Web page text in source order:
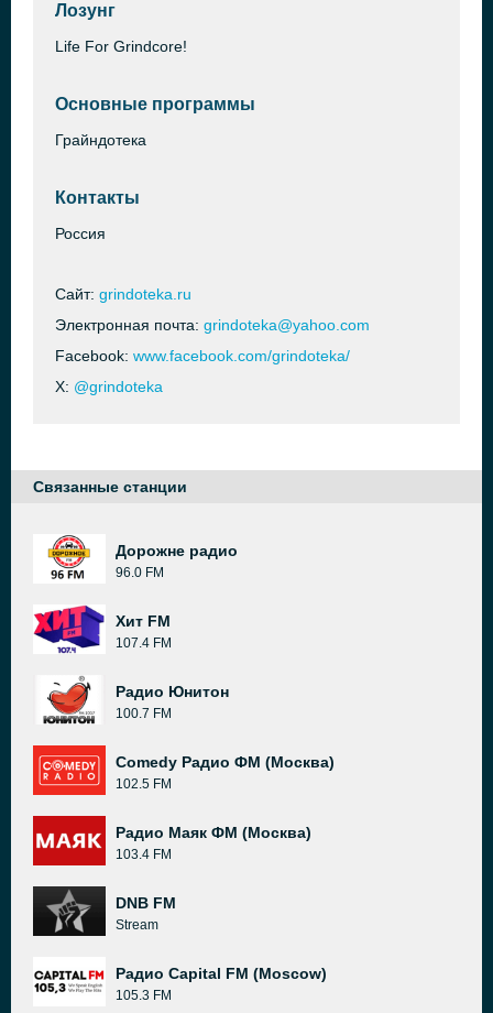
Лозунг
Life For Grindcore!
Основные программы
Грайндотека
Контакты
Россия
Сайт: grindoteka.ru
Электронная почта: grindoteka@yahoo.com
Facebook: www.facebook.com/grindoteka/
X: @grindoteka
Связанные станции
Дорожне радио
96.0 FM
Хит FM
107.4 FM
Радио Юнитон
100.7 FM
Comedy Радио ФМ (Москва)
102.5 FM
Радио Маяк ФМ (Москва)
103.4 FM
DNB FM
Stream
Радио Capital FM (Moscow)
105.3 FM